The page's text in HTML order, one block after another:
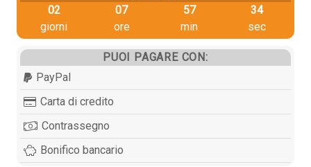
02
giorni
07
ore
57
min
34
sec
PUOI PAGARE CON:
PayPal
Carta di credito
Contrassegno
Bonifico bancario